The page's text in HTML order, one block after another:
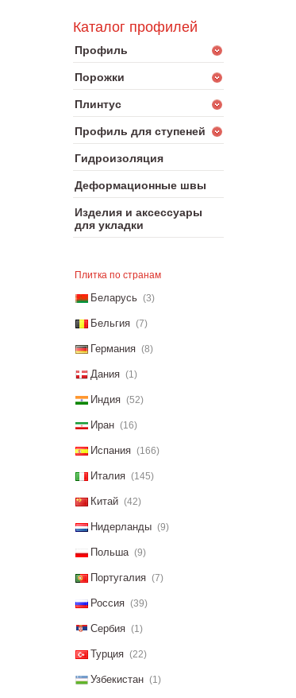
Каталог профилей
Профиль
Порожки
Плинтус
Профиль для ступеней
Гидроизоляция
Деформационные швы
Изделия и аксессуары
для укладки
Плитка по странам
Беларусь (3)
Бельгия (7)
Германия (8)
Дания (1)
Индия (52)
Иран (16)
Испания (166)
Италия (145)
Китай (42)
Нидерланды (9)
Польша (9)
Португалия (7)
Россия (39)
Сербия (1)
Турция (22)
Узбекистан (1)